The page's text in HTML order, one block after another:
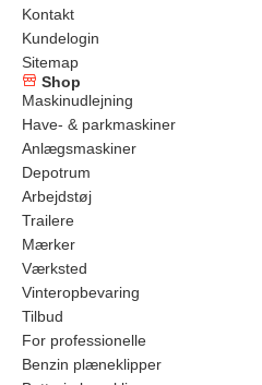
Kontakt
Kundelogin
Sitemap
Shop
Maskinudlejning
Have- & parkmaskiner
Anlægsmaskiner
Depotrum
Arbejdstøj
Trailere
Mærker
Værksted
Vinteropbevaring
Tilbud
For professionelle
Benzin plæneklipper